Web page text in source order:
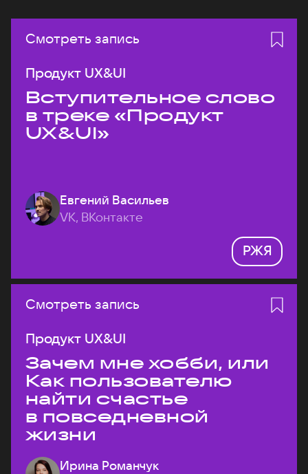
Смотреть запись
Продукт UX&UI
Вступительное слово
в треке «Продукт
UX&UI»
Евгений Васильев
VK, ВКонтакте
РЖЯ
Смотреть запись
Продукт UX&UI
Зачем мне хобби, или
Как пользователю
найти счастье
в повседневной
жизни
Ирина Романчук